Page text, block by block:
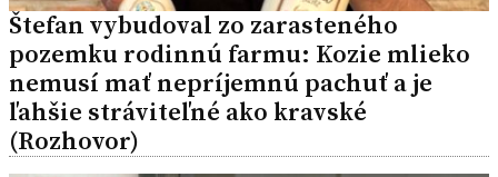
Štefan vybudoval zo zarasteného
pozemku rodinnú farmu: Kozie mlieko
nemusí mať nepríjemnú pachuť a je
ľahšie stráviteľné ako kravské
(Rozhovor)